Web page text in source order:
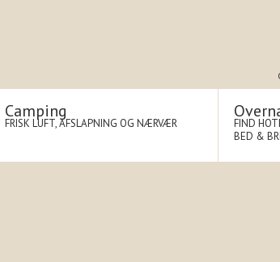
Camping
FRISK LUFT, AFSLAPNING OG NÆRVÆR
FIND
BED &